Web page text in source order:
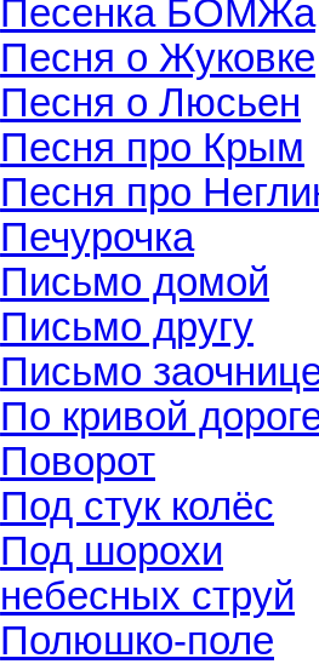
Песенка БОМЖа
Песня о Жуковке
Песня о Люсьен
Песня про Крым
Песня про
Печурочка
Письмо домой
Письмо другу
Письмо
По кривой
Поворот
Под стук колёс
Под шорохи
небесных струй
Полюшко-поле